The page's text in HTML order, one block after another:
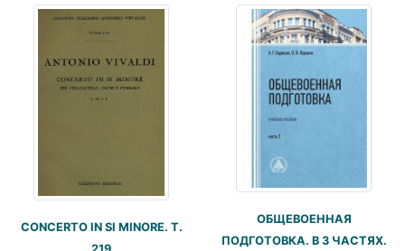
CONCERTO IN SI MINORE. T.
ОБЩЕВОЕННАЯ
ПОДГОТОВКА. В 3 ЧАСТЯХ.